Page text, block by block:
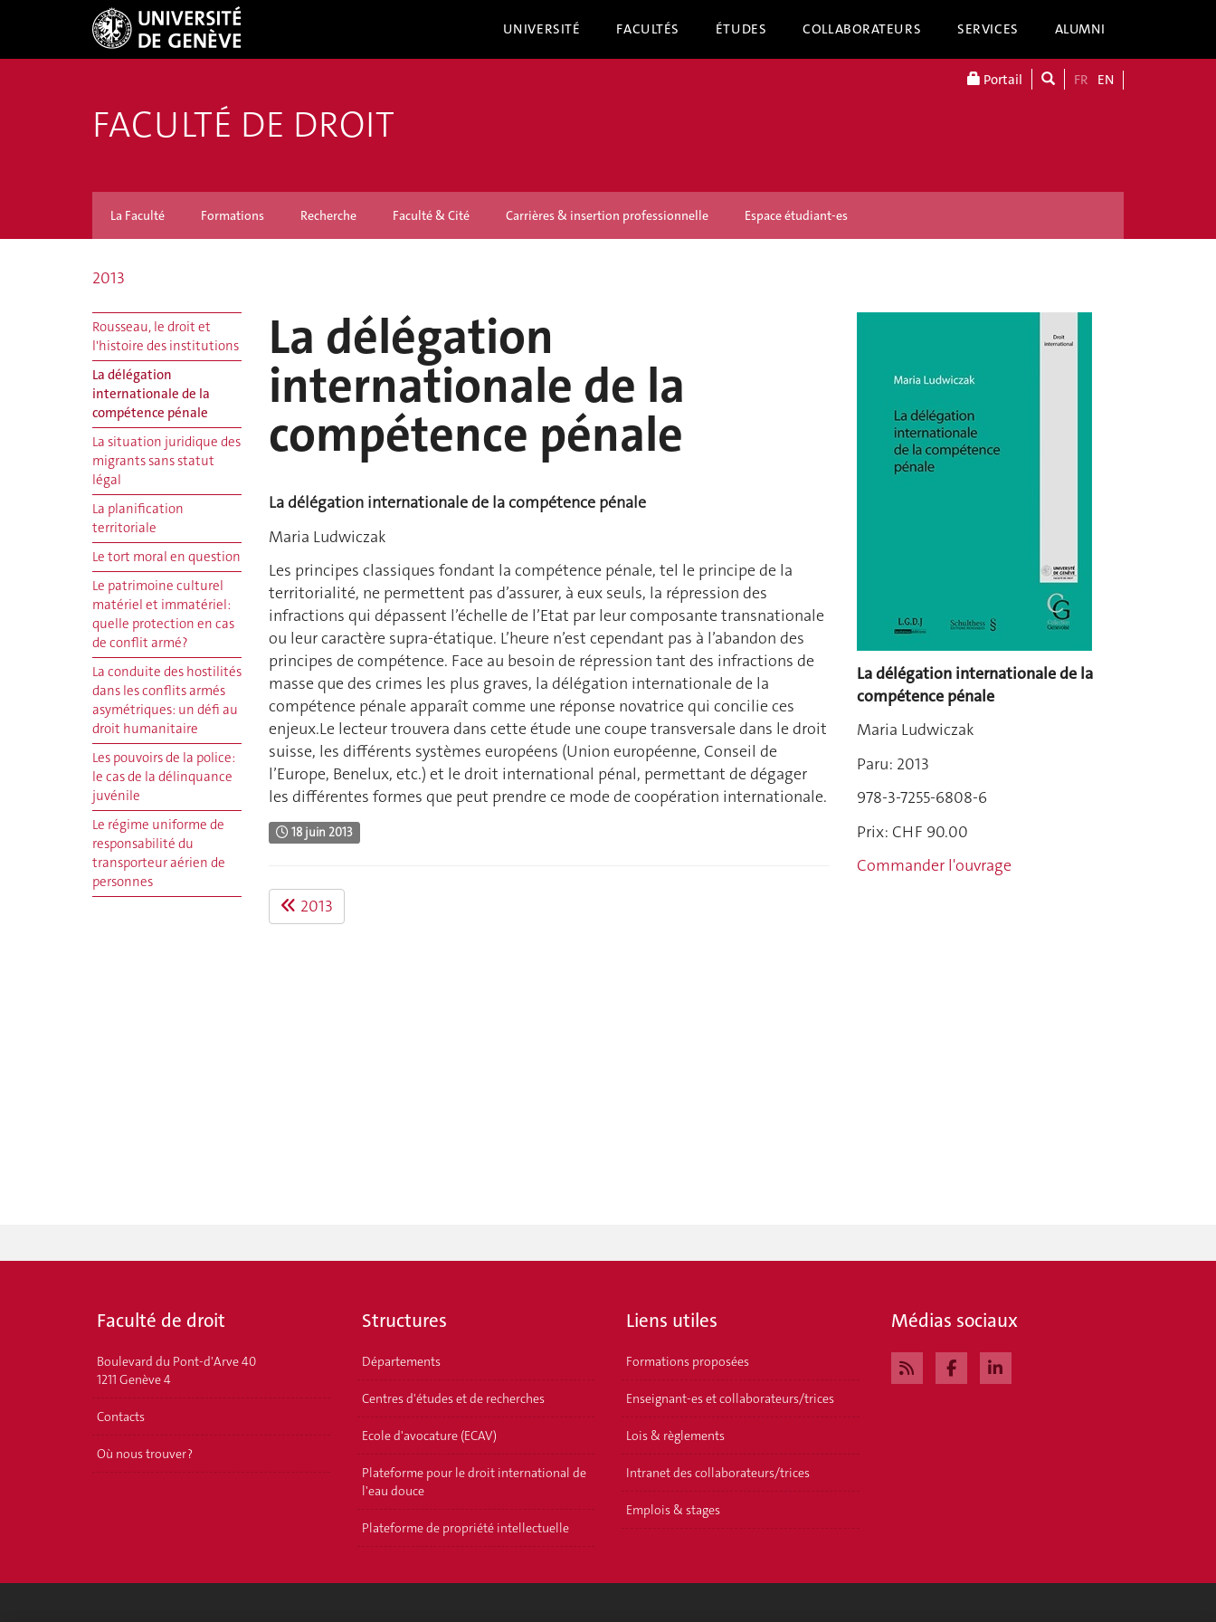
UNIVERSITÉ FACULTÉS ÉTUDES COLLABORATEURS SERVICES ALUMNI
Portail FR EN
FACULTÉ DE DROIT
La Faculté Formations Recherche Faculté & Cité Carrières & insertion professionnelle Espace étudiant-es
2013
Rousseau, le droit et
l'histoire des institutions
La délégation
internationale de la
compétence pénale
La situation juridique des
migrants sans statut
légal
La planification
territoriale
Le tort moral en question
Le patrimoine culturel
matériel et immatériel:
quelle protection en cas
de conflit armé?
La conduite des hostilités
dans les conflits armés
asymétriques: un défi au
droit humanitaire
Les pouvoirs de la police:
le cas de la délinquance
juvénile
Le régime uniforme de
responsabilité du
transporteur aérien de
personnes
La délégation
internationale de la
compétence pénale
La délégation internationale de la compétence pénale
Maria Ludwiczak
Les principes classiques fondant la compétence pénale, tel le principe de la
territorialité, ne permettent pas d’assurer, à eux seuls, la répression des
infractions qui dépassent l’échelle de l’Etat par leur composante transnationale
ou leur caractère supra-étatique. L’heure n’est cependant pas à l’abandon des
principes de compétence. Face au besoin de répression tant des infractions de
masse que des crimes les plus graves, la délégation internationale de la
compétence pénale apparaît comme une réponse novatrice qui concilie ces
enjeux.Le lecteur trouvera dans cette étude une coupe transversale dans le droit
suisse, les différents systèmes européens (Union européenne, Conseil de
l’Europe, Benelux, etc.) et le droit international pénal, permettant de dégager
les différentes formes que peut prendre ce mode de coopération internationale.
18 juin 2013
2013
La délégation internationale de la
compétence pénale
Maria Ludwiczak
Paru: 2013
978-3-7255-6808-6
Prix: CHF 90.00
Commander l'ouvrage
Faculté de droit
Boulevard du Pont-d'Arve 40
1211 Genève 4
Contacts
Où nous trouver ?
Structures
Départements
Centres d'études et de recherches
Ecole d'avocature (ECAV)
Plateforme pour le droit international de
l'eau douce
Plateforme de propriété intellectuelle
Liens utiles
Formations proposées
Enseignant-es et collaborateurs/trices
Lois & règlements
Intranet des collaborateurs/trices
Emplois & stages
Médias sociaux